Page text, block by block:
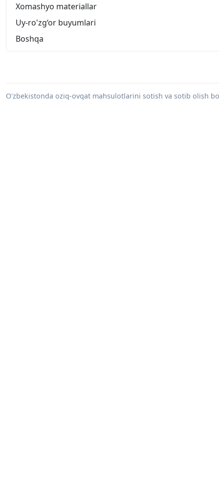
Xomashyo materiallar
Uy-ro'zg‘or buyumlari
Boshqa
O'zbekistonda oziq-ovqat mahsulotlarini sotish va sotib olish